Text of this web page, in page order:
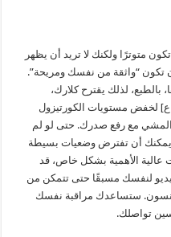
متوترًا ولكنك لا تريد أن يظهر
“واثقة من نفسك ومريحة”.
بالطبع، لذلك يقترح كلارك،
لخفض مستويات الكورتيزول
مع رفع صدرك. حتى لو لم
يمكنك أن تفترض وضعيات بسيطة
عالية الأهمية بشكل خاص، قد
لنفسك مسبقًا حتى تتمكن من
ستساعدك مراقبة نفسك
تواصلك.